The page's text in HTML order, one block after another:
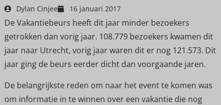
Dylan Cinjee 16 januari 2017
De Vakantiebeurs heeft dit jaar minder bezoekers
getrokken dan vorig jaar. 108.779 bezoekers kwamen dit
jaar naar Utrecht, vorig jaar waren dit er nog 121.573. Dit
jaar ging de beurs eerder dicht dan voorgaande jaren.
De belangrijkste reden om naar het event te komen was
om informatie in te winnen over een vakantie die nog